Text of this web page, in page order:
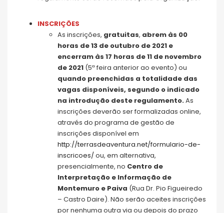
INSCRIÇÕES
As inscrições, gratuitas, abrem às 00
horas de 13 de outubro de 2021 e
encerram às 17 horas de 11 de novembro
de 2021 (5ª feira anterior ao evento) ou
quando preenchidas a totalidade das
vagas disponíveis, segundo o indicado
na introdução deste regulamento.As
inscrições deverão ser formalizadas online,
através do programa de gestão de
inscrições disponível em
http://terrasdeaventura.net/formulario-de-
inscricoes/ ou, em alternativa,
presencialmente, no Centro de
Interpretação e Informação de
Montemuro e Paiva (Rua Dr. Pio Figueiredo
– Castro Daire). Não serão aceites inscrições
por nenhuma outra via ou depois do prazo